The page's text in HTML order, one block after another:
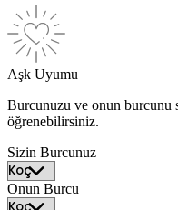
Aşk Uyumu
Burcunuzu ve onun burcunu
öğrenebilirsiniz.
Sizin Burcunuz
Onun Burcu